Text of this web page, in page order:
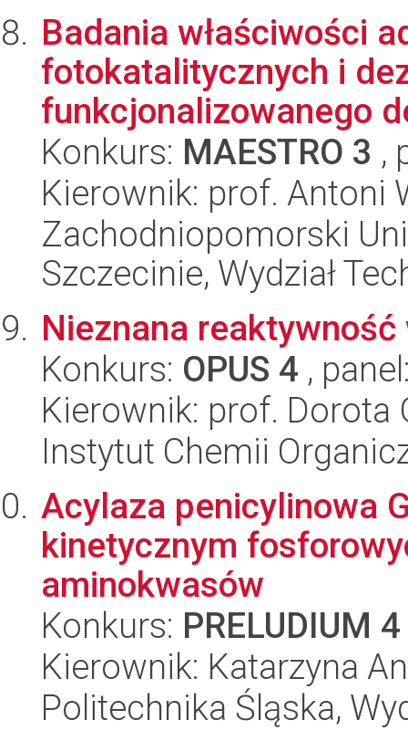
Badania właściwości
fotokatalitycznych i
funkcjonalizowanego
Konkurs: MAESTRO 3 ,
Kierownik: prof. Antoni
Zachodniopomorski
Szczecinie, Wydział
Nieznana
Konkurs: OPUS 4 ,
Kierownik: prof. Dorota
Instytut Chemii
Acylaza penicylinowa
kinetycznym
aminokwasów
Konkurs: PRELUDIUM 4
Kierownik: Katarzyna
Politechnika Śląska,